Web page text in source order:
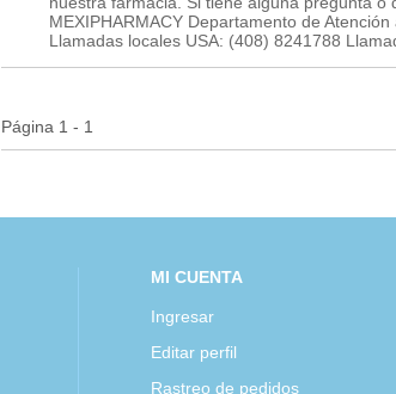
MEXIPHARMACY Departamento de
Llamadas locales USA: (408) 8241788
Página 1 - 1
MI CUENTA
Ingresar
Editar perfil
Rastreo de pedidos